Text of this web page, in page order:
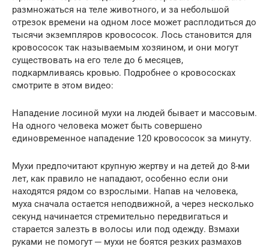
размножаться на теле животного, и за небольшой
отрезок времени на одном лосе может расплодиться до
тысячи экземпляров кровососок. Лось становится для
кровососок так называемым хозяином, и они могут
существовать на его теле до 6 месяцев,
подкармливаясь кровью. Подробнее о кровососках
смотрите в этом видео:
Нападение лосиной мухи на людей бывает и массовым.
На одного человека может быть совершено
единовременное нападение 120 кровососок за минуту.
Мухи предпочитают крупную жертву и на детей до 8-ми
лет, как правило не нападают, особенно если они
находятся рядом со взрослыми. Напав на человека,
муха сначала остается неподвижной, а через несколько
секунд начинается стремительно передвигаться и
старается залезть в волосы или под одежду. Взмахи
руками не помогут ─ мухи не боятся резких размахов